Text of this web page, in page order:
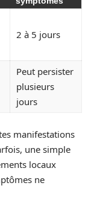
2 à 5 jours
Peut persister
plusieurs
jours
manifestations
une simple
locaux
ne